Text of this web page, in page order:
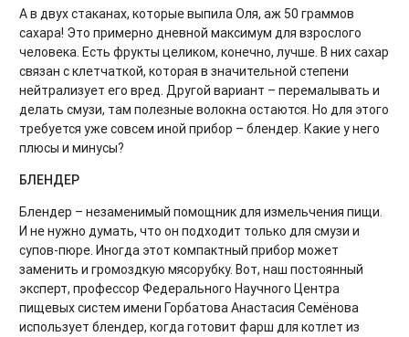
А в двух стаканах, которые выпила Оля, аж 50 граммов
сахара! Это примерно дневной максимум для взрослого
человека. Есть фрукты целиком, конечно, лучше. В них сахар
связан с клетчаткой, которая в значительной степени
нейтрализует его вред. Другой вариант – перемалывать и
делать смузи, там полезные волокна остаются. Но для этого
требуется уже совсем иной прибор – блендер. Какие у него
плюсы и минусы?
БЛЕНДЕР
Блендер – незаменимый помощник для измельчения пищи.
И не нужно думать, что он подходит только для смузи и
супов-пюре. Иногда этот компактный прибор может
заменить и громоздкую мясорубку. Вот, наш постоянный
эксперт, профессор Федерального Научного Центра
пищевых систем имени Горбатова Анастасия Семёнова
использует блендер, когда готовит фарш для котлет из